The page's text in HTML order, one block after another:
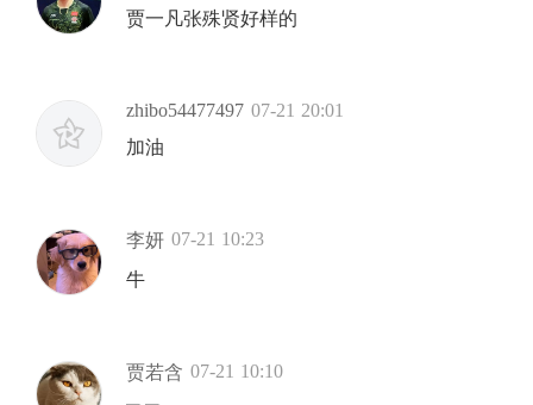
贾一凡张殊贤好样的
zhibo54477497 07-21 20:01
加油
李妍 07-21 10:23
牛
贾若含 07-21 10:10